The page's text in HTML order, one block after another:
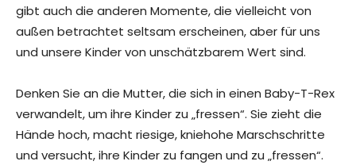
gibt auch die anderen Momente, die vielleicht von
außen betrachtet seltsam erscheinen, aber für uns
und unsere Kinder von unschätzbarem Wert sind.
Denken Sie an die Mutter, die sich in einen Baby-T-Rex
verwandelt, um ihre Kinder zu „fressen“. Sie zieht die
Hände hoch, macht riesige, kniehohe Marschschritte
und versucht, ihre Kinder zu fangen und zu „fressen“.